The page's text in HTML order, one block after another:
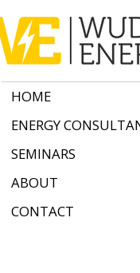
HOME
ENERGY
SEMINARS
ABOUT
CONTACT